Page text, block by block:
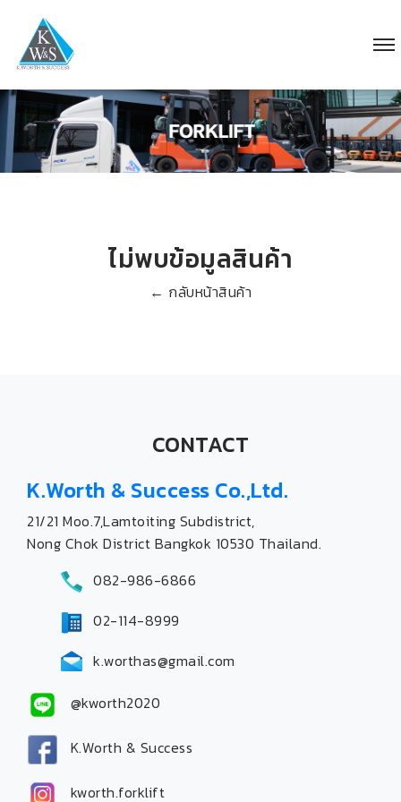
ไม่พบข้อมูลสินค้า
← กลับหน้าสินค้า
CONTACT
K.Worth & Success Co.,Ltd.
21/21 Moo.7,Lamtoiting Subdistrict,
Nong Chok District Bangkok 10530 Thailand.
082-986-6866
02-114-8999
k.worthas@gmail.com
@kworth2020
K.Worth & Success
kworth.forklift